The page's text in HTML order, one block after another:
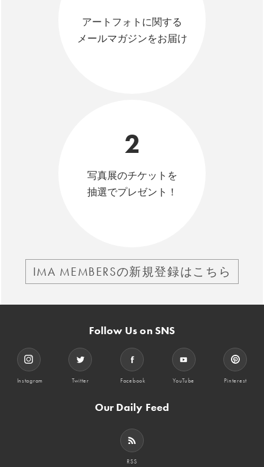
アートフォトに関する
メールマガジンをお届け
2
写真展のチケットを
抽選でプレゼント！
IMA MEMBERSの新規登録はこちら
Follow Us on SNS
Instagram Twitter Facebook YouTube Pinterest
Our Daily Feed
RSS